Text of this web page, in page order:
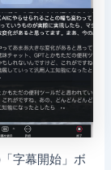
字幕開始」ボ